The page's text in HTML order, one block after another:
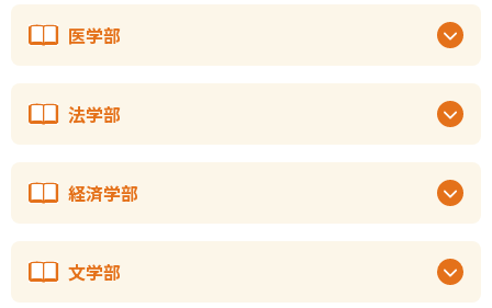
医学部
法学部
経済学部
文学部